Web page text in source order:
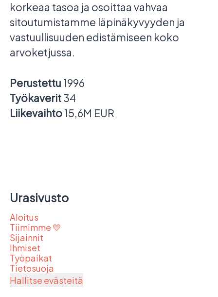
korkeaa tasoa ja osoittaa vahvaa
sitoutumistamme läpinäkyvyyden ja
vastuullisuuden edistämiseen koko
arvoketjussa.
Perustettu 1996
Työkaverit34
Liikevaihto15,6M EUR
Urasivusto
Aloitus
Tiimimme 💛
Sijainnit
Ihmiset
Työpaikat
Tietosuoja
Hallitse evästeitä